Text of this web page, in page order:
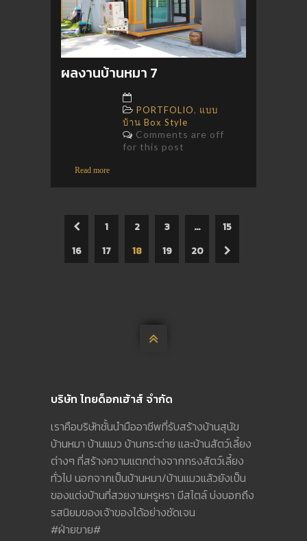
ผลงานบ้านหมา 7
PORTFOLIO, แบบ
บ้าน Box Style
Comments are off
for this post
Read more
1 2 3 …
15
16
17 18 19 20

บริษัท ไทยด็อกเฮ้าส์ จำกัด
เราคือบริษัทชั้นนำมืออาชีพที่รับสร้างบ้านสุนัข
บ้านหมา บ้านแมว บ้านกระต่าย และบ้านสัตว์เลี้ยง
ต่างๆ ที่สร้างความแตกต่างจากกรงสัตว์เลี้ยง
ทั่วไป นอกจากเป็นบ้านหมา/บ้านแมวแล้วยังเป็น
ของแต่งบ้านที่สวยงามหรูหรา มีสไตล์ บ่งบอกถึง
รสนิยมของเจ้าของได้อย่างชัดเจน
#ฝ่ายขาย#